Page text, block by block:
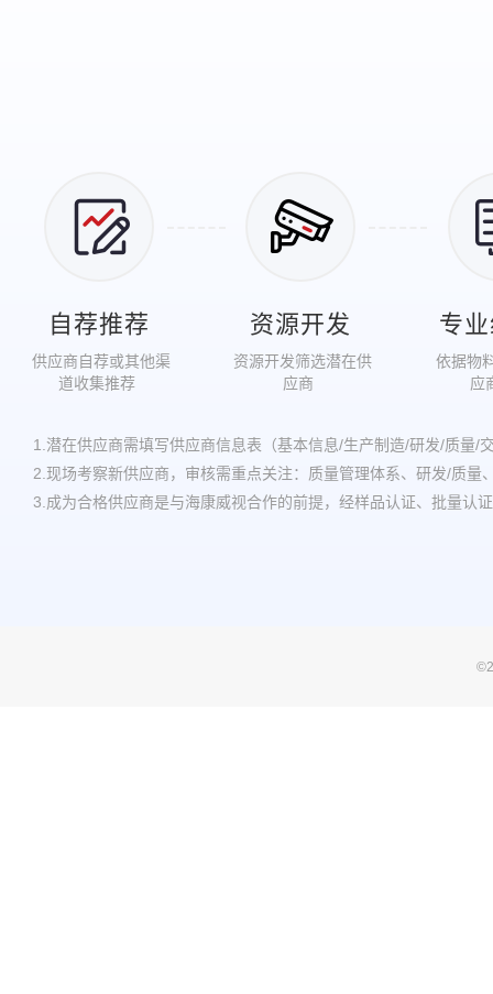
自荐推荐
道收集推荐
资源开发
应商
专
应
1.潜在供应商需填写供应商信息表（基本信息/生产制造/研发/质量/
2.现场考察新供应商，审核需重点关注：质量管理体系、研发/质量
3.成为合格供应商是与海康威视合作的前提，经样品认证、批量认